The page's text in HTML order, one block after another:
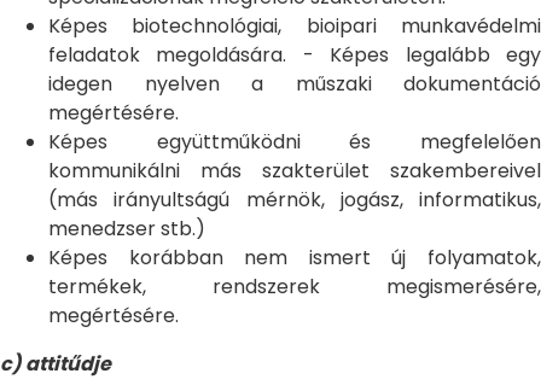
Képes biotechnológiai, bioipari munkavédelmi
feladatok megoldására. - Képes legalább egy
idegen nyelven a műszaki dokumentáció
megértésére.
Képes együttműködni és megfelelően
kommunikálni más szakterület szakembereivel
(más irányultságú mérnök, jogász, informatikus,
menedzser stb.)
Képes korábban nem ismert új folyamatok,
termékek, rendszerek megismerésére,
megértésére.
c) attitűdje